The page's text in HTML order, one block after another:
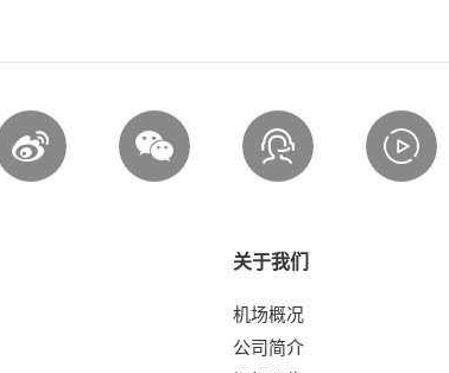
关于我们
机场概况
公司简介